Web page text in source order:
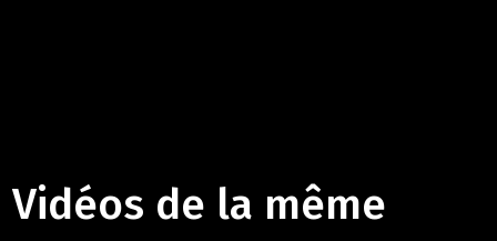
Vidéos de la même